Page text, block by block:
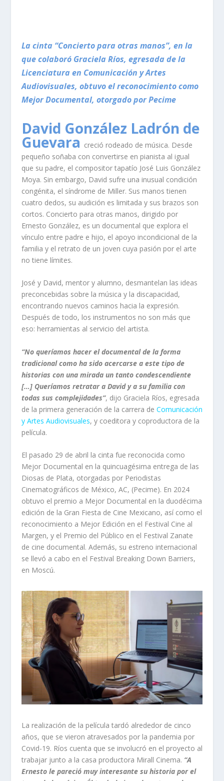
La cinta “Concierto para otras manos”, en la
que colaboró Graciela Ríos, egresada de la
Licenciatura en Comunicación y Artes
Audiovisuales, obtuvo el reconocimiento como
Mejor Documental, otorgado por Pecime
David González Ladrón de
Guevara creció rodeado de música. Desde
pequeño soñaba con convertirse en pianista al igual
que su padre, el compositor tapatío José Luis González
Moya. Sin embargo, David sufre una inusual condición
congénita, el síndrome de Miller. Sus manos tienen
cuatro dedos, su audición es limitada y sus brazos son
cortos. Concierto para otras manos, dirigido por
Ernesto González, es un documental que explora el
vínculo entre padre e hijo, el apoyo incondicional de la
familia y el retrato de un joven cuya pasión por el arte
no tiene límites.
José y David, mentor y alumno, desmantelan las ideas
preconcebidas sobre la música y la discapacidad,
encontrando nuevos caminos hacia la expresión.
Después de todo, los instrumentos no son más que
eso: herramientas al servicio del artista.
“No queríamos hacer el documental de la forma
tradicional como ha sido acercarse a este tipo de
historias con una mirada un tanto condescendiente
[…] Queríamos retratar a David y a su familia con
todas sus complejidades”, dijo Graciela Ríos, egresada
de la primera generación de la carrera de Comunicación
y Artes Audiovisuales, y coeditora y coproductora de la
película.
El pasado 29 de abril la cinta fue reconocida como
Mejor Documental en la quincuagésima entrega de las
Diosas de Plata, otorgadas por Periodistas
Cinematográficos de México, AC, (Pecime). En 2024
obtuvo el premio a Mejor Documental en la duodécima
edición de la Gran Fiesta de Cine Mexicano, así como el
reconocimiento a Mejor Edición en el Festival Cine al
Margen, y el Premio del Público en el Festival Zanate
de cine documental. Además, su estreno internacional
se llevó a cabo en el Festival Breaking Down Barriers,
en Moscú.
La realización de la película tardó alrededor de cinco
años, que se vieron atravesados por la pandemia por
Covid-19. Ríos cuenta que se involucró en el proyecto al
trabajar junto a la casa productora Mirall Cinema. “A
Ernesto le pareció muy interesante su historia por el